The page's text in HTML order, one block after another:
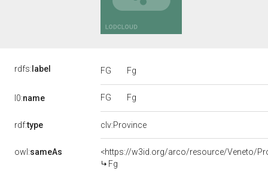
rdfs: label FG Fg
l0:name FG Fg
rdf:type clv:Province
owl:sameAs
<https://w3id.org/arco/resource/Veneto/
Fg